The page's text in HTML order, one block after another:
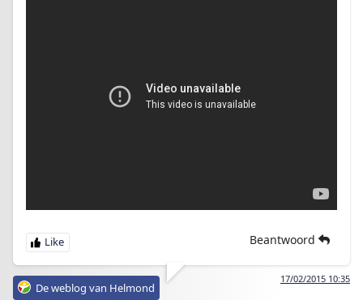
Beantwoord
17/02/2015 10:35
De weblog van Helmond